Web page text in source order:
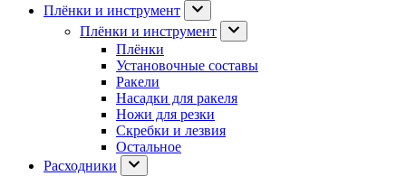
Плёнки и инструмент
Плёнки и инструмент
Плёнки
Установочные составы
Ракели
Насадки для ракеля
Ножи для резки
Скребки и лезвия
Остальное
Расходники